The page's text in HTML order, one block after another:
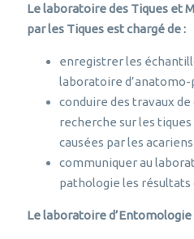
Le laboratoire des Tiques et
par les Tiques est chargé de :
enregistrer les
laboratoire
conduire des travaux
recherche sur les
causées par les acariens
communiquer au
pathologie les résultats
Le laboratoire d’Entomologie